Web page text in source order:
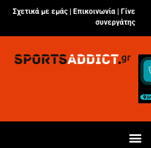
Σχετικά με εμάς | Επικοινωνία
Γίνε
συνεργάτης